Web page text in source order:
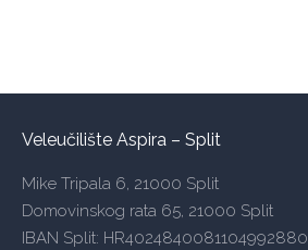
Veleučilište Aspira – Split
Mike Tripala 6, 21000 Split
Domovinskog rata 65, 21000 Split
IBAN Split: HR4024840081104992880